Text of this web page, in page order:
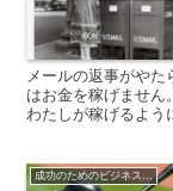
メールの返事がやた
はお金を稼げません
わたしが稼げるよう